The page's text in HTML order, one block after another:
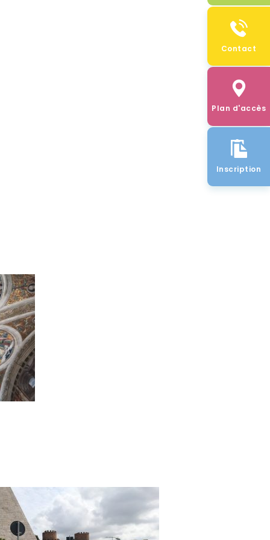
Contact
Plan d'accès
Inscription